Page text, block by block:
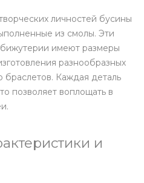
личностей бусины
из смолы. Эти
имеют размеры
разнообразных
Каждая деталь
позволяет воплощать в
и